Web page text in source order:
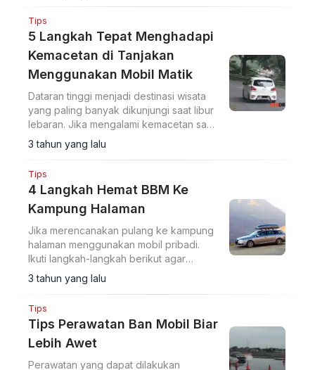
Tips
5 Langkah Tepat Menghadapi
Kemacetan di Tanjakan
Menggunakan Mobil Matik
Dataran tinggi menjadi destinasi wisata
yang paling banyak dikunjungi saat libur
lebaran. Jika mengalami kemacetan saat
menanjak, apa yang sebaiknya
dilakukan?
3 tahun yang lalu
Tips
4 Langkah Hemat BBM Ke
Kampung Halaman
Jika merencanakan pulang ke kampung
halaman menggunakan mobil pribadi.
Ikuti langkah-langkah berikut agar
konsumsi BBM tetap irit.
3 tahun yang lalu
Tips
Tips Perawatan Ban Mobil Biar
Lebih Awet
Perawatan yang dapat dilakukan